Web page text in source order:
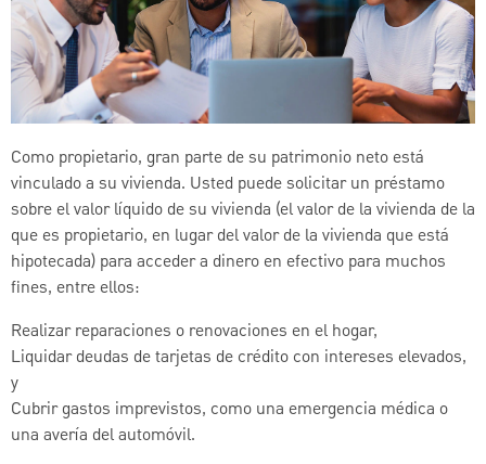
Como propietario, gran parte de su patrimonio neto está
vinculado a su vivienda. Usted puede solicitar un préstamo
sobre el valor líquido de su vivienda (el valor de la vivienda de la
que es propietario, en lugar del valor de la vivienda que está
hipotecada) para acceder a dinero en efectivo para muchos
fines, entre ellos:
Realizar reparaciones o renovaciones en el hogar,
Liquidar deudas de tarjetas de crédito con intereses elevados,
y
Cubrir gastos imprevistos, como una emergencia médica o
una avería del automóvil.